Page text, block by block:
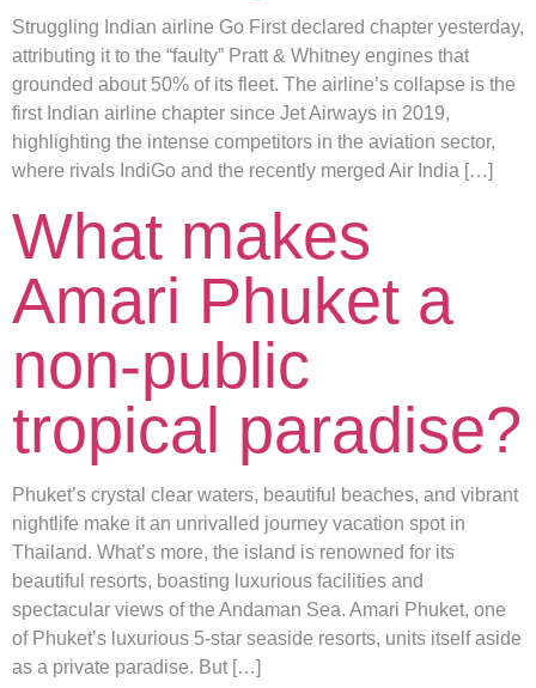
Struggling Indian airline Go First declared chapter yesterday,
attributing it to the “faulty” Pratt & Whitney engines that
grounded about 50% of its fleet. The airline’s collapse is the
first Indian airline chapter since Jet Airways in 2019,
highlighting the intense competitors in the aviation sector,
where rivals IndiGo and the recently merged Air India […]
What makes
Amari Phuket a
non-public
tropical paradise?
Phuket’s crystal clear waters, beautiful beaches, and vibrant
nightlife make it an unrivalled journey vacation spot in
Thailand. What’s more, the island is renowned for its
beautiful resorts, boasting luxurious facilities and
spectacular views of the Andaman Sea. Amari Phuket, one
of Phuket’s luxurious 5-star seaside resorts, units itself aside
as a private paradise. But […]